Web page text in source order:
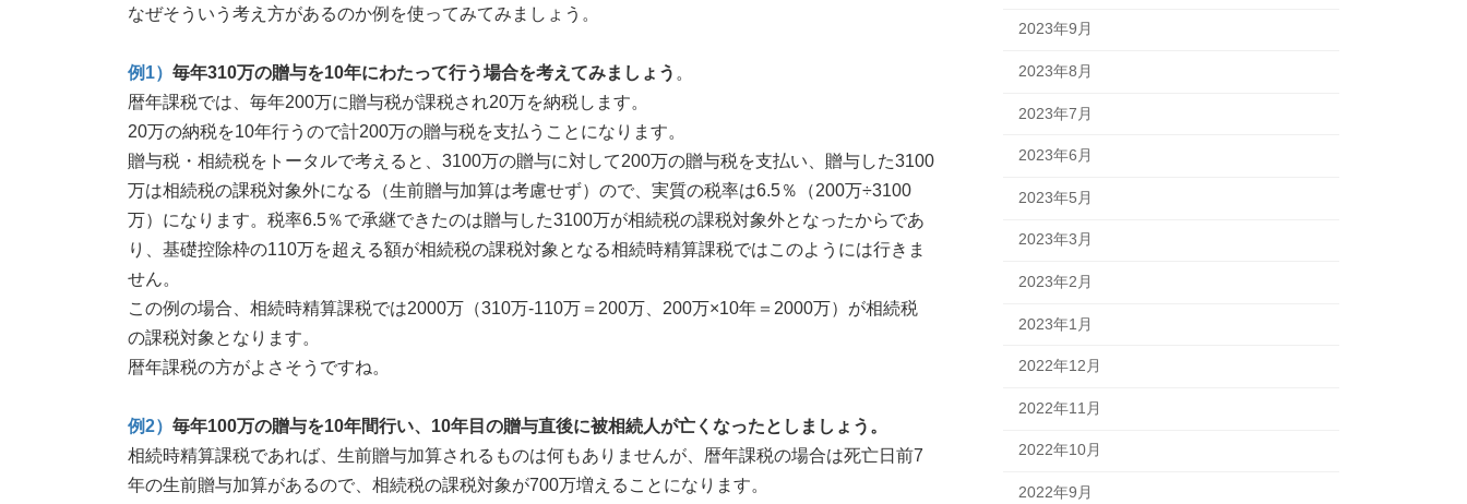
なぜそういう考え方があるのか例を使ってみてみましょう。
例1） 毎年310万の贈与を10年にわたって行う場合を考えてみましょう 。
暦年課税では、毎年200万に贈与税が課税され20万を納税します。
20万の納税を10年行うので計200万の贈与税を支払うことになります。
贈与税・相続税をトータルで考えると、3100万の贈与に対して200万の贈与税を支払い、贈与した3100
万は相続税の課税対象外になる（生前贈与加算は考慮せず）ので、実質の税率は6.5％（200万÷3100
万）になります。税率6.5％で承継できたのは贈与した3100万が相続税の課税対象外となったからであ
り、基礎控除枠の110万を超える額が相続税の課税対象となる相続時精算課税ではこのようには行きま
せん。
この例の場合、相続時精算課税では2000万（310万-110万＝200万、200万×10年＝2000万）が相続税
の課税対象となります。
暦年課税の方がよさそうですね。
例2） 毎年100万の贈与を10年間行い、10年目の贈与直後に被相続人が亡くなったとしましょう。
相続時精算課税であれば、生前贈与加算されるものは何もありませんが、暦年課税の場合は死亡日前7
年の生前贈与加算があるので、相続税の課税対象が700万増えることになります。
2023年9月
2023年8月
2023年7月
2023年6月
2023年5月
2023年3月
2023年2月
2023年1月
2022年12月
2022年11月
2022年10月
2022年9月